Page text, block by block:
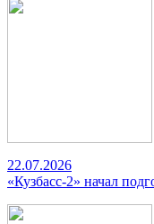
22.07.2026
«Кузбасс-2» начал